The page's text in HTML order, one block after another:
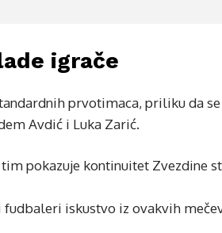
igrače
prvotimaca, priliku da
Avdić i Luka Zarić.
pokazuje kontinuitet Zvezdine
fudbaleri iskustvo iz ovakvih